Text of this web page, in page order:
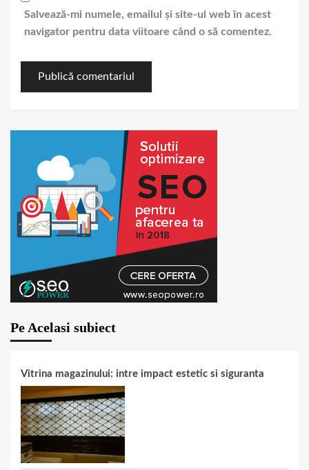
Salvează-mi numele, emailul și site-ul web în acest
navigator pentru data viitoare când o să comentez.
Pe Acelasi subiect
Vitrina magazinului: intre impact estetic si siguranta